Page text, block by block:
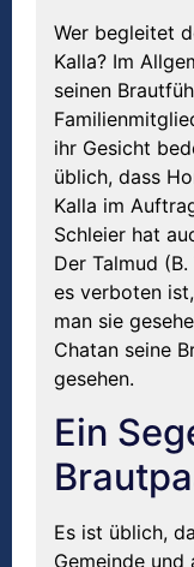
Wer begleitet
Kalla? Im
seinen
ihr Gesicht
üblich, dass
Kalla im
Schleier hat
Der Talmud
es verboten
man sie
Chatan seine
gesehen.
Ein
Es ist üblich,
Gemeinde